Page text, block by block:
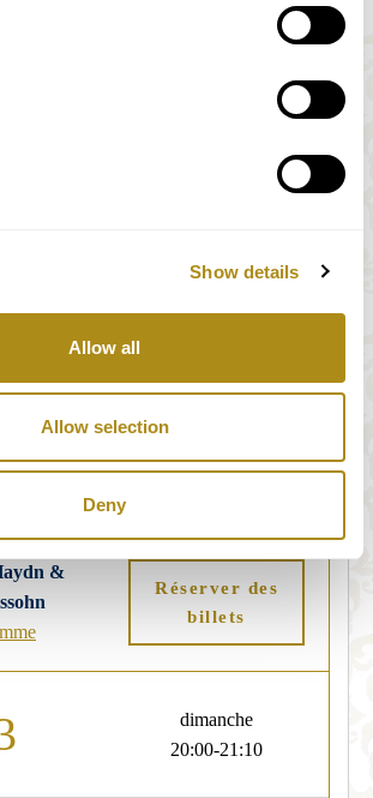
Show details
Allow all
Allow selection
Deny
&
Réserver des
billets
dimanche
20:00-21:10